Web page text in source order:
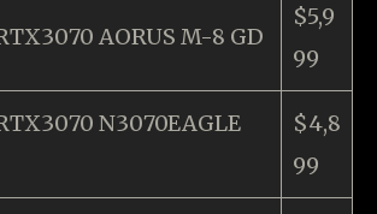
AORUS M-8 GD
$5,9
99
N3070EAGLE
$4,8
99